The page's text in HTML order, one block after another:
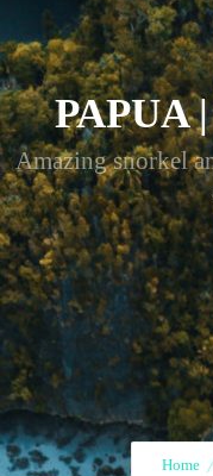
PAPUA
Amazing snorkel
Home